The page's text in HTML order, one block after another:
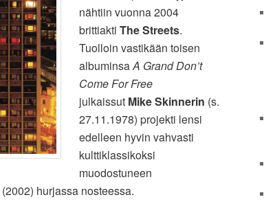
nähtiin vuonna 2004
brittiakti The Streets.
Tuolloin vastikään toisen
albuminsaA Grand Don’t
Come For Free
julkaissut Mike Skinnerin (s.
27.11.1978) projekti lensi
edelleen hyvin vahvasti
kulttiklassikoksi
muodostuneen
(2002) hurjassa nosteessa.